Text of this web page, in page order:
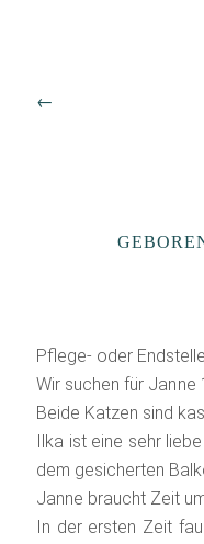
←
Pflege- oder
Wir suchen für Janne
Beide Katzen sind
Ilka ist eine sehr
dem gesicherten
Janne braucht Zeit
In der ersten Zeit